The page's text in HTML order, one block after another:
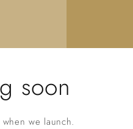
soon
we launch.